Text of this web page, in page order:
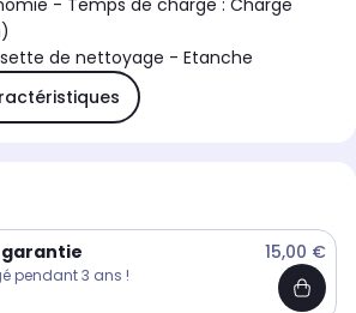
- Temps de charge : Charge
de nettoyage - Etanche
15,00 €
pendant 3 ans !